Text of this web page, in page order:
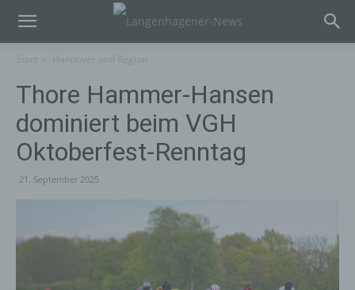
Thore Hammer-Hansen
dominiert beim VGH
Oktoberfest-Renntag
21. September 2025